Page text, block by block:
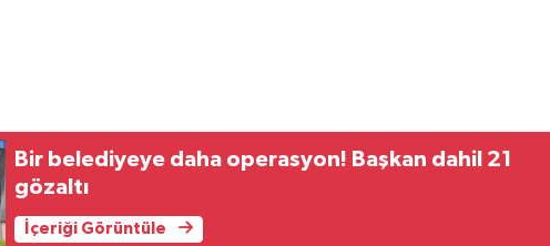
Bir belediyeye daha operasyon! Başkan dahil 21
gözaltı
İçeriği Görüntüle